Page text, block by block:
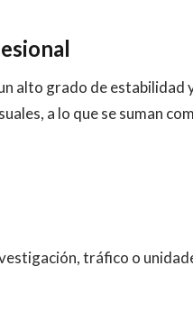
alto grado de estabilidad
a lo que se suman
tráfico o